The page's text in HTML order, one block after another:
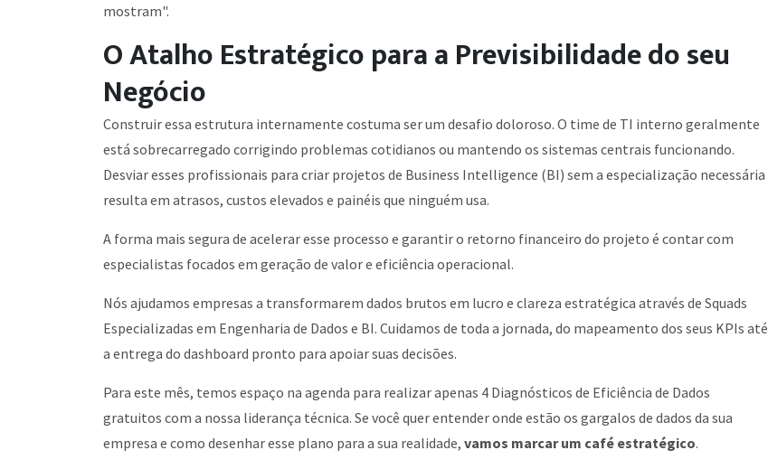
mostram".
O Atalho Estratégico para a Previsibilidade do seu
Negócio
Construir essa estrutura internamente costuma ser um desafio doloroso. O time de TI interno geralmente
está sobrecarregado corrigindo problemas cotidianos ou mantendo os sistemas centrais funcionando.
Desviar esses profissionais para criar projetos de Business Intelligence (BI) sem a especialização necessária
resulta em atrasos, custos elevados e painéis que ninguém usa.
A forma mais segura de acelerar esse processo e garantir o retorno financeiro do projeto é contar com
especialistas focados em geração de valor e eficiência operacional.
Nós ajudamos empresas a transformarem dados brutos em lucro e clareza estratégica através de Squads
Especializadas em Engenharia de Dados e BI. Cuidamos de toda a jornada, do mapeamento dos seus KPIs até
a entrega do dashboard pronto para apoiar suas decisões.
Para este mês, temos espaço na agenda para realizar apenas 4 Diagnósticos de Eficiência de Dados
gratuitos com a nossa liderança técnica. Se você quer entender onde estão os gargalos de dados da sua
empresa e como desenhar esse plano para a sua realidade, vamos marcar um café estratégico.